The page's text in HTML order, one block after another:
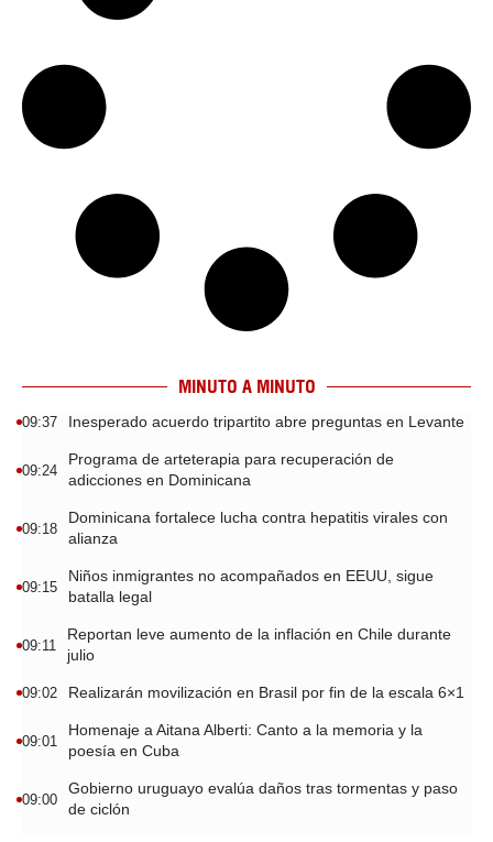
MINUTO A MINUTO
09:37 Inesperado acuerdo tripartito abre preguntas en Levante
09:24
Programa de arteterapia para recuperación de
adicciones en Dominicana
09:18
Dominicana fortalece lucha contra hepatitis virales con
alianza
09:15
Niños inmigrantes no acompañados en EEUU, sigue
batalla legal
09:11
Reportan leve aumento de la inflación en Chile durante
julio
09:02 Realizarán movilización en Brasil por fin de la escala 6×1
09:01
Homenaje a Aitana Alberti: Canto a la memoria y la
poesía en Cuba
09:00
Gobierno uruguayo evalúa daños tras tormentas y paso
de ciclón